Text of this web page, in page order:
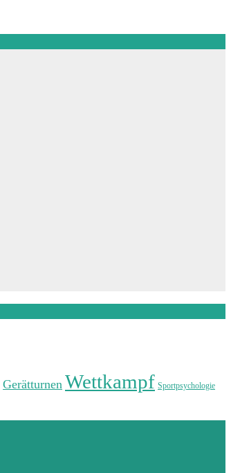
Gerätturnen Wettkampf Sportpsychologie